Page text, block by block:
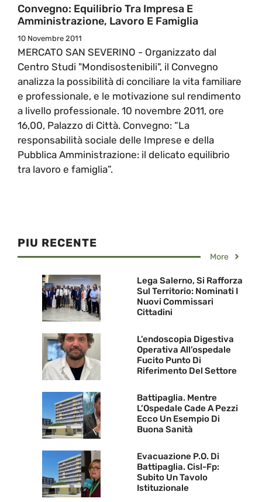
Convegno: Equilibrio Tra Impresa E
Amministrazione, Lavoro E Famiglia
10 Novembre 2011
MERCATO SAN SEVERINO - Organizzato dal
Centro Studi "Mondisostenibili", il Convegno
analizza la possibilità di conciliare la vita familiare
e professionale, e le motivazione sul rendimento
a livello professionale. 10 novembre 2011, ore
16,00, Palazzo di Città. Convegno: “La
responsabilità sociale delle Imprese e della
Pubblica Amministrazione: il delicato equilibrio
tra lavoro e famiglia”.
PIU RECENTE
More
Lega Salerno, Si Rafforza
Sul Territorio: Nominati I
Nuovi Commissari
Cittadini
L’endoscopia Digestiva
Operativa All’ospedale
Fucito Punto Di
Riferimento Del Settore
Battipaglia. Mentre
L’Ospedale Cade A Pezzi
Ecco Un Esempio Di
Buona Sanità
Evacuazione P.O. Di
Battipaglia. Cisl-Fp:
Subito Un Tavolo
Istituzionale